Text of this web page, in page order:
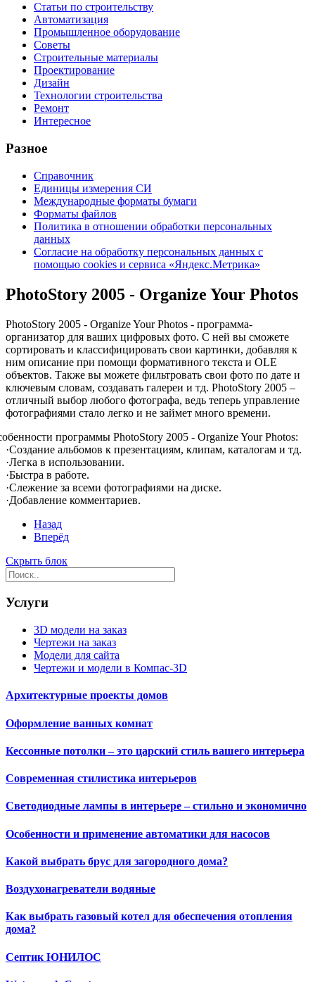
Статьи по строительству
Автоматизация
Промышленное оборудование
Советы
Строительные материалы
Проектирование
Дизайн
Технологии строительства
Ремонт
Интересное
Разное
Справочник
Единицы измерения СИ
Международные форматы бумаги
Форматы файлов
Политика в отношении обработки персональных
данных
Согласие на обработку персональных данных с
помощью cookies и сервиса «Яндекс.Метрика»
PhotoStory 2005 - Organize Your Photos
PhotoStory 2005 - Organize Your Photos - программа-
организатор для ваших цифровых фото. С ней вы сможете
сортировать и классифицировать свои картинки, добавляя к
ним описание при помощи формативного текста и OLE
объектов. Также вы можете фильтровать свои фото по дате и
ключевым словам, создавать галереи и тд. PhotoStory 2005 –
отличный выбор любого фотографа, ведь теперь управление
фотографиями стало легко и не займет много времени.
программы PhotoStory 2005 - Organize Your Photos:
·Создание альбомов к презентациям, клипам, каталогам и тд.
·Легка в использовании.
·Быстра в работе.
·Слежение за всеми фотографиями на диске.
·Добавление комментариев.
Назад
Вперёд
Скрыть блок
Услуги
3D модели на заказ
Чертежи на заказ
Модели для сайта
Чертежи и модели в Компас-3D
Архитектурные проекты домов
Оформление ванных комнат
Кессонные потолки – это царский стиль вашего интерьера
Современная стилистика интерьеров
Светодиодные лампы в интерьере – стильно и экономично
Особенности и применение автоматики для насосов
Какой выбрать брус для загородного дома?
Воздухонагреватели водяные
Как выбрать газовый котел для обеспечения отопления
дома?
Септик ЮНИЛОС